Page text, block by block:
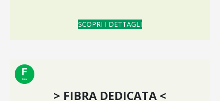
SCOPRI I DETTAGLI
> FIBRA DEDICATA <